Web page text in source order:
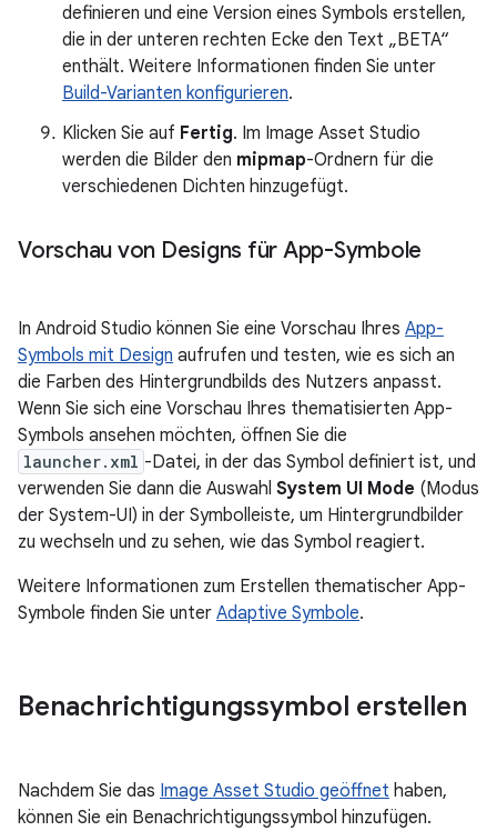
definieren und eine Version eines Symbols erstellen,
die in der unteren rechten Ecke den Text „BETA“
enthält. Weitere Informationen finden Sie unter
Build-Varianten konfigurieren.
Klicken Sie auf Fertig. Im Image Asset Studio
werden die Bilder den mipmap-Ordnern für die
verschiedenen Dichten hinzugefügt.
Vorschau von Designs für App-Symbole
In Android Studio können Sie eine Vorschau Ihres App-
Symbols mit Design aufrufen und testen, wie es sich an
die Farben des Hintergrundbilds des Nutzers anpasst.
Wenn Sie sich eine Vorschau Ihres thematisierten App-
Symbols ansehen möchten, öffnen Sie die
launcher.xml -Datei, in der das Symbol definiert ist, und
verwenden Sie dann die Auswahl System UI Mode (Modus
der System-UI) in der Symbolleiste, um Hintergrundbilder
zu wechseln und zu sehen, wie das Symbol reagiert.
Weitere Informationen zum Erstellen thematischer App-
Symbole finden Sie unter Adaptive Symbole.
Benachrichtigungssymbol erstellen
Nachdem Sie das Image Asset Studio geöffnet haben,
können Sie ein Benachrichtigungssymbol hinzufügen.